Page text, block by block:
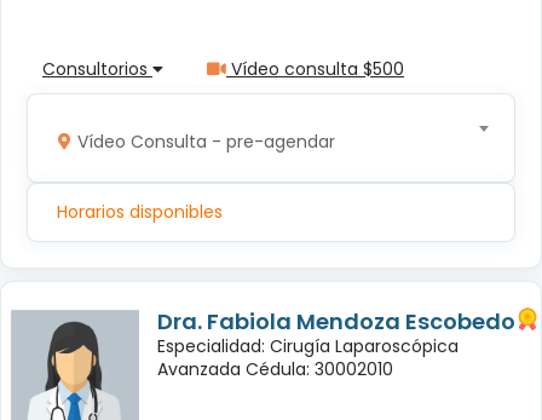
Consultorios Vídeo consulta $500
Vídeo Consulta - pre-agendar
Horarios disponibles
Dra. Fabiola Mendoza Escobedo
Especialidad: Cirugía Laparoscópica
Avanzada Cédula: 30002010